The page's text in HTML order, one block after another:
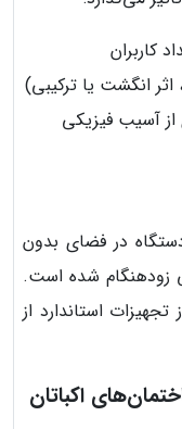
کاربران
انگشت یا ترکیبی)
آسیب فیزیکی
در فضای بدون
زودهنگام شده است.
استاندارد از
اکباتان